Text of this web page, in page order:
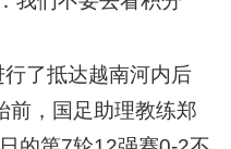
了抵达越南河内后
前，国足助理教练郑